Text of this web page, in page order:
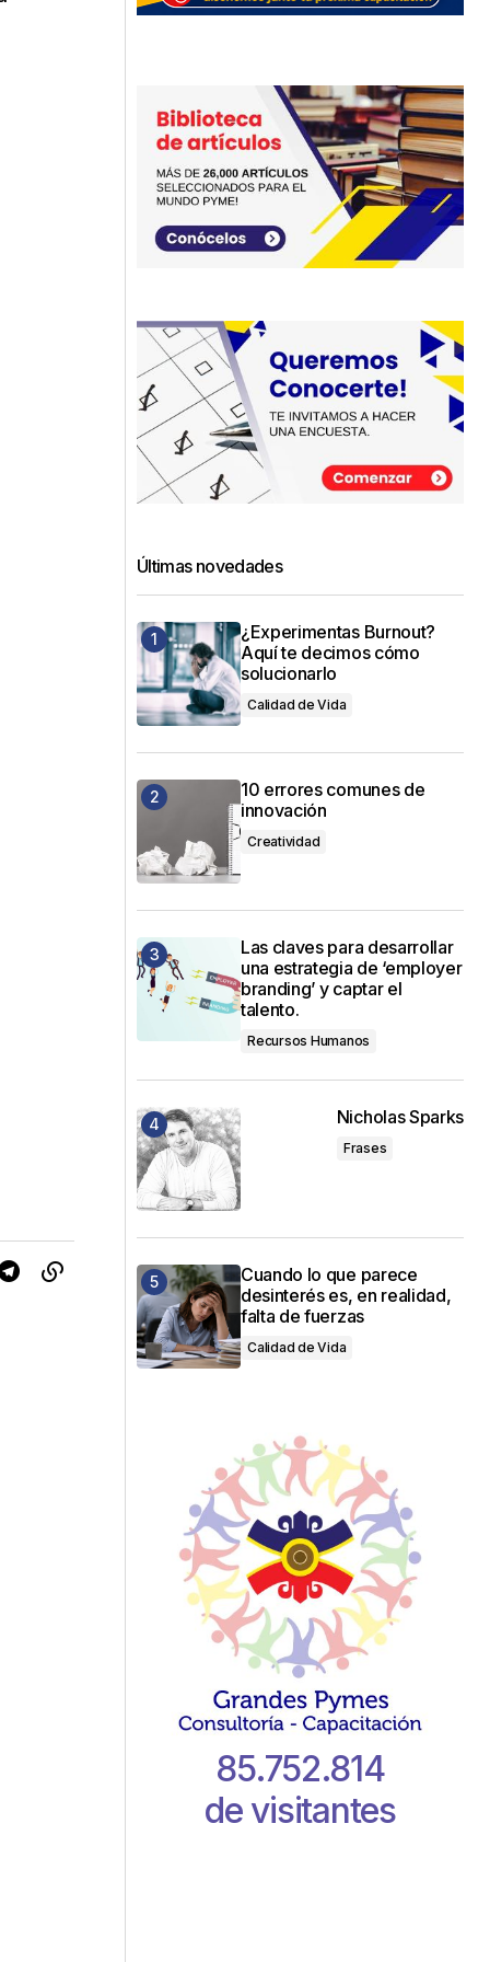
Últimas novedades
¿Experimentas Burnout?
Aquí te decimos cómo
solucionarlo
Calidad de Vida
10 errores comunes de
innovación
Creatividad
Las claves para desarrollar
una estrategia de ‘employer
branding’ y captar el
talento.
Recursos Humanos
Nicholas Sparks
Frases
Cuando lo que parece
desinterés es, en realidad,
falta de fuerzas
Calidad de Vida
85.752.814
de visitantes